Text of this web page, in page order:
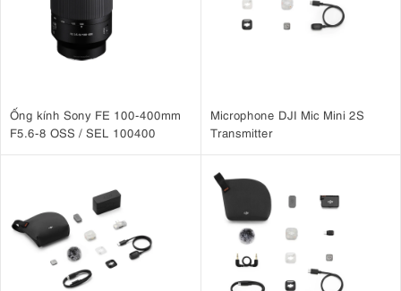
Ống kính Sony FE 100-400mm
F5.6-8 OSS / SEL 100400
Microphone DJI Mic Mini 2S
Transmitter